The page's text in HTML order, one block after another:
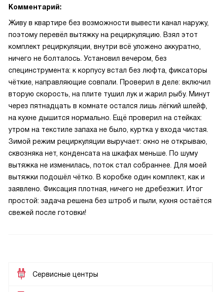
Комментарий:
Живу в квартире без возможности вывести канал наружу,
поэтому перевёл вытяжку на рециркуляцию. Взял этот
комплект рециркуляции, внутри всё уложено аккуратно,
ничего не болталось. Установил вечером, без
специнструмента: к корпусу встал без люфта, фиксаторы
чёткие, направляющие совпали. Проверил в деле: включил
вторую скорость, на плите тушил лук и жарил рыбу. Минут
через пятнадцать в комнате остался лишь лёгкий шлейф,
на кухне дышится нормально. Ещё проверил на стейках:
утром на текстиле запаха не было, куртка у входа чистая.
Зимой режим рециркуляции выручает: окно не открываю,
сквозняка нет, конденсата на шкафах меньше. По шуму
вытяжка не изменилась, поток стал собраннее. Для моей
вытяжки подошёл чётко. В коробке один комплект, как и
заявлено. Фиксация плотная, ничего не дребезжит. Итог
простой: задача решена без штроб и пыли, кухня остаётся
свежей после готовки!
Сервисные центры